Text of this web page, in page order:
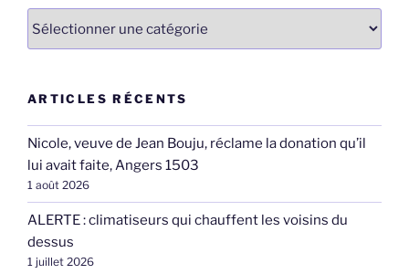
ARTICLES RÉCENTS
Nicole, veuve de Jean Bouju, réclame la donation qu’il
lui avait faite, Angers 1503
1 août 2026
ALERTE : climatiseurs qui chauffent les voisins du
dessus
1 juillet 2026